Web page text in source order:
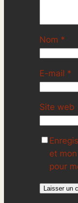
Nom *
E-mail *
Site web
et
pour